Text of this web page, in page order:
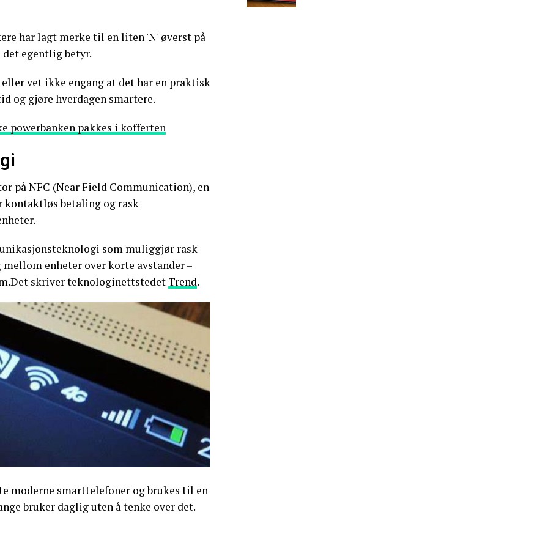
har lagt merke til en liten 'N' øverst på
det egentlig betyr.
vet ikke engang at det har en praktisk
og gjøre hverdagen smartere.
powerbanken pakkes i kofferten
på NFC (Near Field Communication), en
betaling og rask
som muliggjør rask
enheter over korte avstander –
skriver teknologinettstedet Trend.
moderne smarttelefoner og brukes til en
bruker daglig uten å tenke over det.